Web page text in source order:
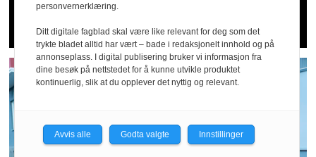
Dette er for høye tall
personvernerklæring.
Ditt digitale fagblad skal være like relevant for deg som det
trykte bladet alltid har vært – bade i redaksjonelt innhold og på
annonseplass. I digital publisering bruker vi informasjon fra
dine besøk på nettstedet for å kunne utvikle produktet
kontinuerlig, slik at du opplever det nyttig og relevant.
Avvis alle Godta valgte Innstillinger